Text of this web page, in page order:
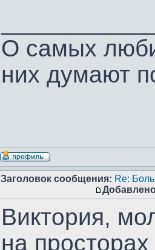
О самых
них думают
Заголовок сообщения: Re: Боль
Виктория,
на